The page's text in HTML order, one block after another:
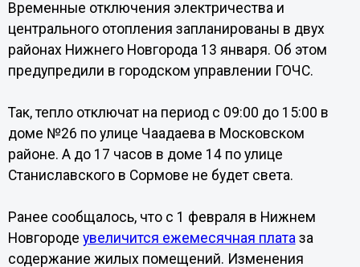
Временные отключения электричества и
центрального отопления запланированы в двух
районах Нижнего Новгорода 13 января. Об этом
предупредили в городском управлении ГОЧС.
Так, тепло отключат на период с 09:00 до 15:00 в
доме №26 по улице Чаадаева в Московском
районе. А до 17 часов в доме 14 по улице
Станиславского в Сормове не будет света.
Ранее сообщалось, что с 1 февраля в Нижнем
Новгороде увеличится ежемесячная платаза
содержание жилых помещений. Изменения